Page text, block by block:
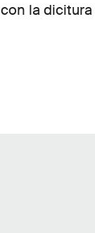
con la dicitura